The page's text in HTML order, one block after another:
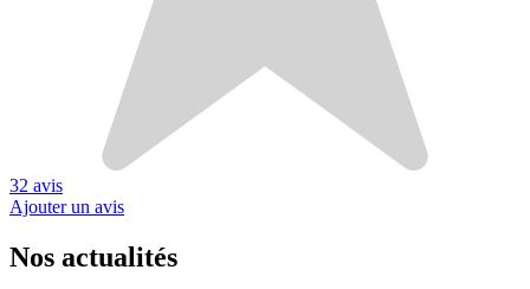
32 avis
Ajouter un avis
Nos actualités